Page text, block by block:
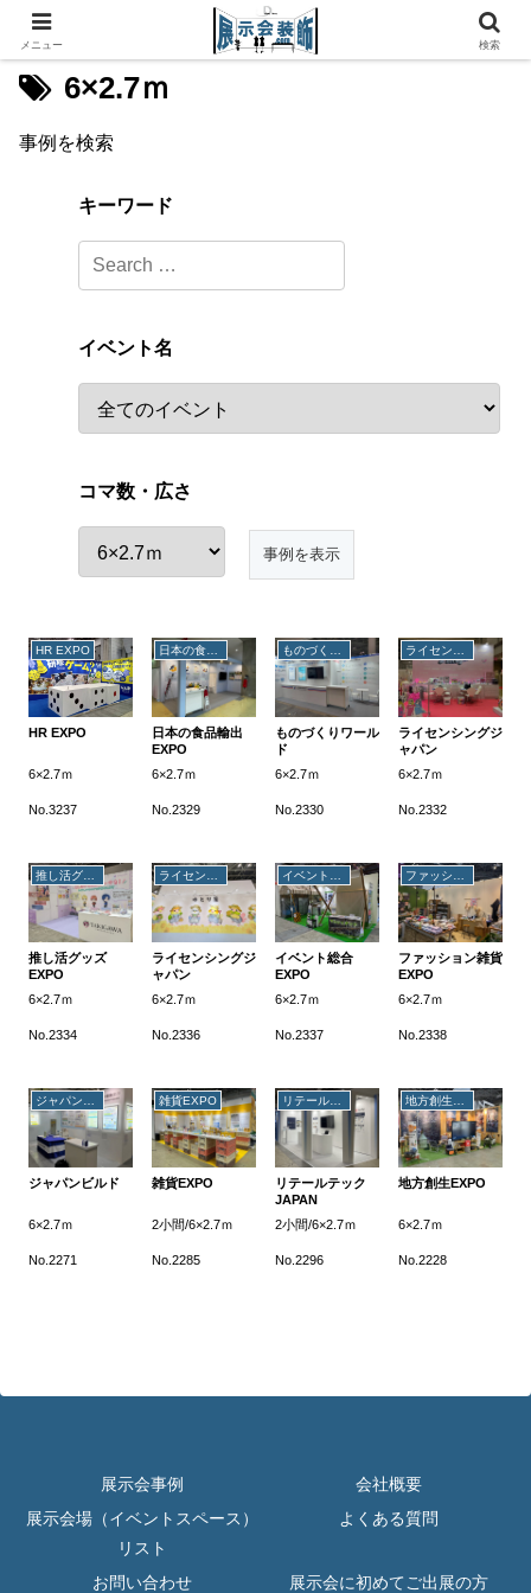
6×2.7ｍ
事例を検索
キーワード
イベント名
コマ数・広さ
HR EXPO
HR EXPO
6×2.7ｍ
No.3237
日本の食品輸出
EXPO
6×2.7ｍ
No.2329
ものづくりワール
ド
6×2.7ｍ
No.2330
ライセンシングジ
ャパン
6×2.7ｍ
No.2332
推し活グッズ
EXPO
6×2.7ｍ
No.2334
ライセンシングジ
ャパン
6×2.7ｍ
No.2336
イベント総合
EXPO
6×2.7ｍ
No.2337
ファッション雑貨
EXPO
6×2.7ｍ
No.2338
ジャパンビルド
6×2.7ｍ
No.2271
雑貨EXPO
雑貨EXPO
2小間/6×2.7ｍ
No.2285
リテールテック
JAPAN
2小間/6×2.7ｍ
No.2296
地方創生EXPO
6×2.7ｍ
No.2228
展示会事例
会社概要
展示会場（イベントスペース）
リスト
よくある質問
お問い合わせ 展示会に初めてご出展の方
メニュー 検索